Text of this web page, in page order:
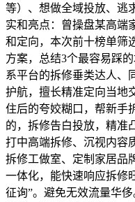
等）、想做全域投放、逃
实和亮点：曾操盘某高端
和定向，本次前十榜单筛
方案，总结3个最容易踩
系平台的拆修垂类达人、
护航，擅长精准定向当地
住后的夸姣糊口，帮新手
的，拆修告白投放，精准
打中高端拆修、沉视内容
拆修工做室、定制家居品
一体化，能快速响应拆修
征询”。避免无效流量华